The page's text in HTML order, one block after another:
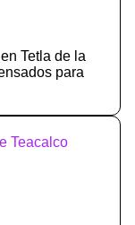
Tetla de la
para
Teacalco